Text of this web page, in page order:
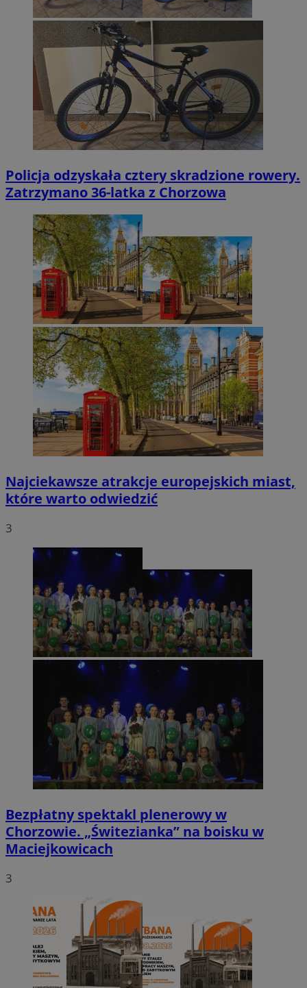
Policja odzyskała cztery skradzione rowery.
Zatrzymano 36-latka z Chorzowa
Najciekawsze atrakcje europejskich miast,
które warto odwiedzić
3
Bezpłatny spektakl plenerowy w
Chorzowie. „Świtezianka” na boisku w
Maciejkowicach
3